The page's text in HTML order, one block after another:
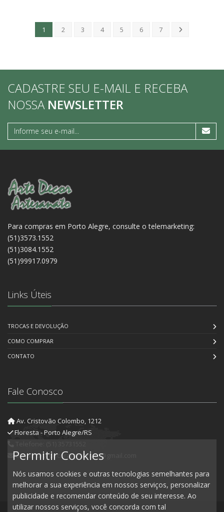
1 2 3 4 5 6 7
CADASTRE SEU E-MAIL E RECEBA
NOSSA NEWSLETTER
Para compras em Porto Alegre, consulte o telemarketing:
(51)3573.1552
(51)3084.1552
(51)99917.0979
Links Úteis
TROCAS E DEVOLUÇÃO
COMO COMPRAR
CONTATO
Fale Conosco
Av. Cristovão Colombo, 1212
Floresta - Porto Alegre/RS
E-mail: artedecorartesanato@gmail.com
Permitir Cookies
Nós usamos cookies e outras tecnologias semelhantes para
melhorar a sua experiência em nossos serviços, personalizar
publicidade e recomendar conteúdo de seu interesse. Ao
utilizar nossos serviços, você concorda com tal